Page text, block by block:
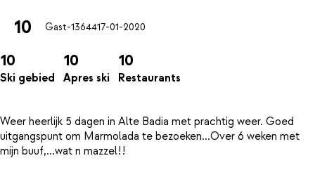
10 Gast-1364417-01-2020
10
Ski gebied
10
Apres ski
10
Restaurants
Weer heerlijk 5 dagen in Alte Badia met prachtig weer. Goed
uitgangspunt om Marmolada te bezoeken...Over 6 weken met